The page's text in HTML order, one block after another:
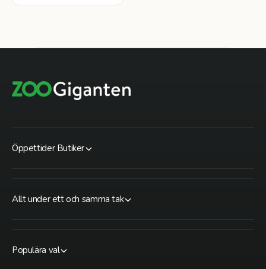
Öppettider Butiker
Allt under ett och samma tak
Populära val